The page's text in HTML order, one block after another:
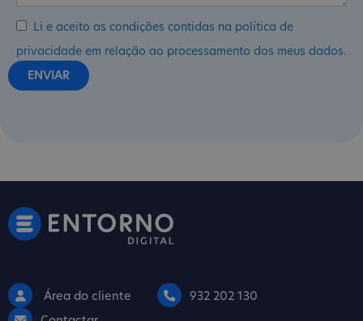
Li e aceito as condições contidas na política de
privacidade em relação ao processamento dos meus dados.
Área do cliente
932 202 130